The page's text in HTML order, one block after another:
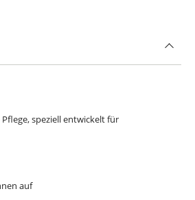
speziell entwickelt für
auf